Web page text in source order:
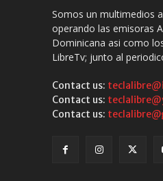
Somos un multimedios
operando las emisoras
Dominicana asi como
LibreTv; junto al
Contact us:
Contact us:
Contact us: